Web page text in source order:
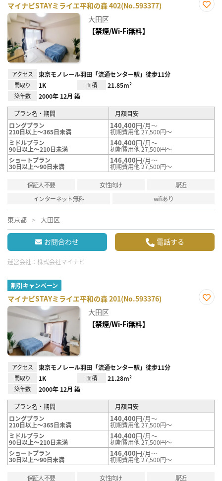
マイナビSTAYミライエ平和の森 402(No.593377)
大田区
【禁煙/Wi-Fi無料】
アクセス 東京モノレール羽田「流通センター駅」徒歩11分
間取り 1K 面積 21.85m²
築年数 2000年 12月 築
プラン名・期間
月額目安
ロングプラン
210日以上～365日未満
140,400円/月～
初期費用他 27,500円～
ミドルプラン
90日以上～210日未満
140,400円/月～
初期費用他 27,500円～
ショートプラン
30日以上～90日未満
146,400円/月～
初期費用他 27,500円～
保証人不要 女性向け
駅近
インターネット無料
wifiあり
東京都 大田区
お問合わせ 電話する
運営会社： 株式会社マイナビ
割引キャンペーン
マイナビSTAYミライエ平和の森 201(No.593376)
大田区
【禁煙/Wi-Fi無料】
アクセス 東京モノレール羽田「流通センター駅」徒歩11分
間取り 1K 面積 21.28m²
築年数 2000年 12月 築
プラン名・期間
月額目安
ロングプラン
210日以上～365日未満
140,400円/月～
初期費用他 27,500円～
ミドルプラン
90日以上～210日未満
140,400円/月～
初期費用他 27,500円～
ショートプラン
30日以上～90日未満
146,400円/月～
初期費用他 27,500円～
保証人不要 女性向け
駅近